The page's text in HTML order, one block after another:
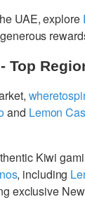
UAE, explore
Top
and Lemon
Kiwi
, including
exclusive